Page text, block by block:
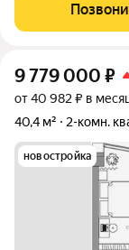
9 779 000 ₽
от 40 982 ₽ в
40,4 м²
2-комн.
новостройка